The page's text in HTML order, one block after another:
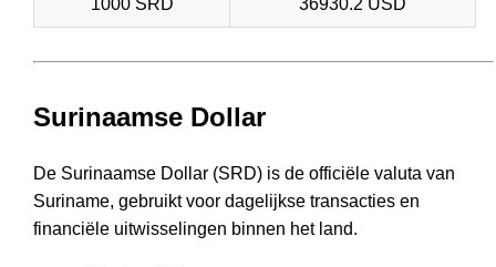
Surinaamse Dollar
De Surinaamse Dollar (SRD) is de officiële valuta van
Suriname, gebruikt voor dagelijkse transacties en
financiële uitwisselingen binnen het land.